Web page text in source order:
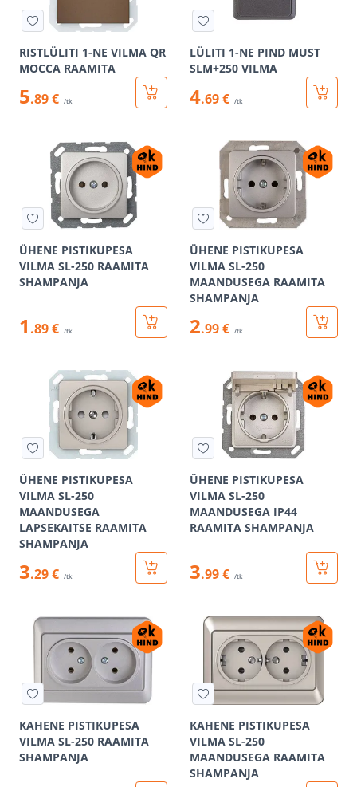
RISTLÜLITI 1-NE VILMA QR
MOCCA RAAMITA
5.89 € /tk
LÜLITI 1-NE PIND MUST
SLM+250 VILMA
4.69 € /tk
ÜHENE PISTIKUPESA
VILMA SL-250 RAAMITA
SHAMPANJA
1 .89 € /tk
ÜHENE PISTIKUPESA
VILMA SL-250
MAANDUSEGA RAAMITA
SHAMPANJA
2.99 € /tk
ÜHENE PISTIKUPESA
VILMA SL-250
MAANDUSEGA
LAPSEKAITSE RAAMITA
SHAMPANJA
3.29 € /tk
ÜHENE PISTIKUPESA
VILMA SL-250
MAANDUSEGA IP44
RAAMITA SHAMPANJA
3.99 € /tk
KAHENE PISTIKUPESA
VILMA SL-250 RAAMITA
SHAMPANJA
KAHENE PISTIKUPESA
VILMA SL-250
MAANDUSEGA RAAMITA
SHAMPANJA